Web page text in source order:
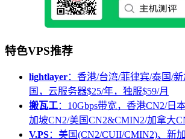
特色VPS推荐
lightlayer：香港/台湾/菲律宾/泰国/
国，云服务器$25/年，独服$59/月
搬瓦工：10Gbps带宽，香港CN2/日
加坡CN2/美国CN2&CMIN2/加拿大
V.PS：美国(CN2/CUII/CMIN2)、新